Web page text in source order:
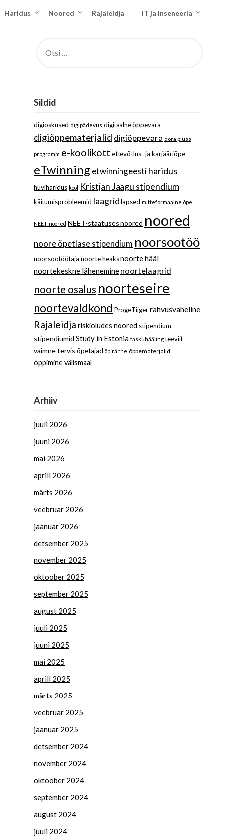
Haridus Noored Rajaleidja IT ja inseneeria
Sildid
digioskused digipädevus digitaalne õppevara
digiõppematerjalid digiõppevara dora pluss
programm e-koolikott ettevõtlus- ja karjääriõpe
eTwinning etwinningeestiharidus
huviharidus kool Kristjan Jaagu stipendium
käitumisprobleemid laagrid lapsed mitteformaalne õpe
NEET-noored NEET-staatuses noored noored
noore õpetlase stipendium noorsootöö
noorsootöötaja noorte heaksnoorte hääl
noortekeskne lähenemine noortelaagrid
noorte osalus noorteseire
noortevaldkond ProgeTiigerrahvusvaheline
Rajaleidja riskioludes noored stipendium
stipendiumid Study in Estonia taskuhääling teeviit
vaimne tervis õpetajad õpiränne õppematerjalid
õppimine välismaal
Arhiiv
juuli 2026
juuni 2026
mai 2026
aprill 2026
märts 2026
veebruar 2026
jaanuar 2026
detsember 2025
november 2025
oktoober 2025
september 2025
august 2025
juuli 2025
juuni 2025
mai 2025
aprill 2025
märts 2025
veebruar 2025
jaanuar 2025
detsember 2024
november 2024
oktoober 2024
september 2024
august 2024
juuli 2024